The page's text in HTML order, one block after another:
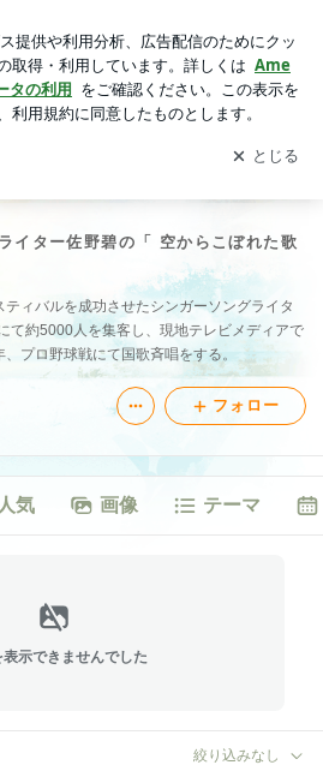
ブログの更新通知
を受け取りまし
開く
イター佐野碧の「 空からこぼれた歌
ィバルを成功させたシンガーソングライタ
て約5000人を集客し、現地テレビメディアで
プロ野球戦にて国歌斉唱をする。
フォロー
人気 画像 テーマ
表示できませんでした
絞り込みなし